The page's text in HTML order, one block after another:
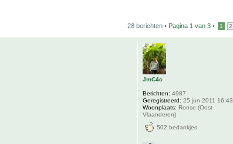
28 berichten • Pagina 1 van 3 • 1 2
JmC4c
Berichten: 4987
Geregistreerd: 25 jun 2011 16:43
Woonplaats: Ronse (Oost-
Vlaanderen)
502 bedankjes